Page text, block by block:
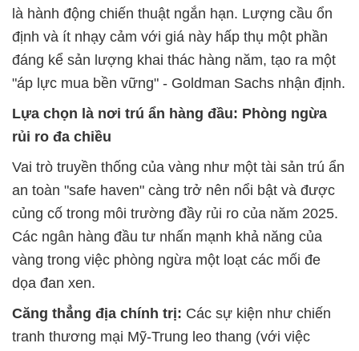
là hành động chiến thuật ngắn hạn. Lượng cầu ổn
định và ít nhạy cảm với giá này hấp thụ một phần
đáng kể sản lượng khai thác hàng năm, tạo ra một
"áp lực mua bền vững" - Goldman Sachs nhận định.
Lựa chọn là nơi trú ẩn hàng đầu: Phòng ngừa
rủi ro đa chiều
Vai trò truyền thống của vàng như một tài sản trú ẩn
an toàn "safe haven" càng trở nên nổi bật và được
củng cố trong môi trường đầy rủi ro của năm 2025.
Các ngân hàng đầu tư nhấn mạnh khả năng của
vàng trong việc phòng ngừa một loạt các mối đe
dọa đan xen.
Căng thẳng địa chính trị: Các sự kiện như chiến
tranh thương mại Mỹ-Trung leo thang (với việc